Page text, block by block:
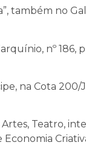
também no
nº 186,
na Cota 200/
Teatro,